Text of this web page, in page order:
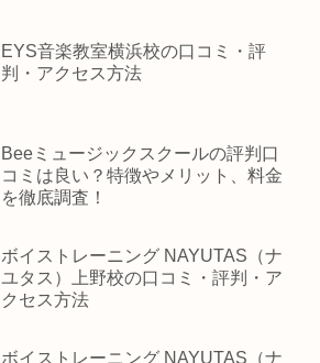
EYS音楽教室横浜校の口コミ・評
判・アクセス方法
Beeミュージックスクールの評判口
コミは良い？特徴やメリット、料金
を徹底調査！
ボイストレーニング NAYUTAS（ナ
ユタス）上野校の口コミ・評判・ア
クセス方法
ボイストレーニング NAYUTAS（ナ